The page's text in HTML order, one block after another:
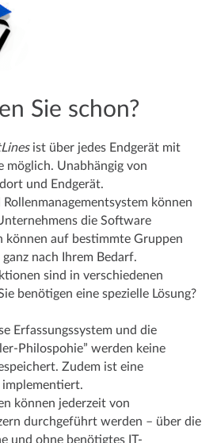
Sie schon?
ist über jedes Endgerät mit
möglich. Unabhängig von
und Endgerät.
können
die Software
können auf bestimmte Gruppen
nach Ihrem Bedarf.
sind in verschiedenen
benötigen eine spezielle Lösung?
Erfassungssystem und die
Philospohie” werden keine
Zudem ist eine
implementiert.
können jederzeit von
durchgeführt werden – über die
und ohne benötigtes IT-